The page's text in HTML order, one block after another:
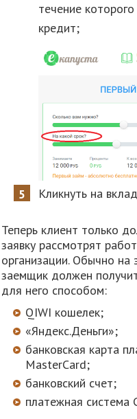
течение
кредит;
Кликнуть на
Теперь клиент только
заявку рассмотрят
организации. Обычно
заемщик должен
для него способом:
QIWI кошелек;
«Яндекс.Деньги»;
банковская карта
MasterСard;
банковский счет;
платежная система